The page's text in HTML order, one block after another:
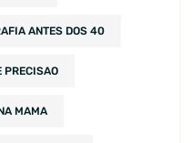
ANTES DOS 40
PRECISAO
MAMA